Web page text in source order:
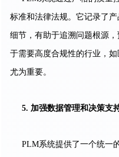
标准和法律法规。它记录了
细节，有助于追溯问题根源
于需要高度合规性的行业，
尤为重要。
5. 加强数据管理和决策支
PLM系统提供了一个统一